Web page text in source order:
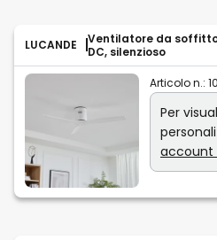
LUCANDE
Ventilatore da
DC, silenzioso
Articolo n.:
Per
account